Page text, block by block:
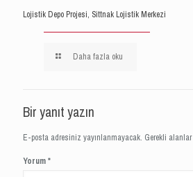
Lojistik Depo Projesi, Sittnak Lojistik Merkezi
Daha fazla oku
Bir yanıt yazın
E-posta adresiniz yayınlanmayacak. Gerekli alanlar
Yorum*